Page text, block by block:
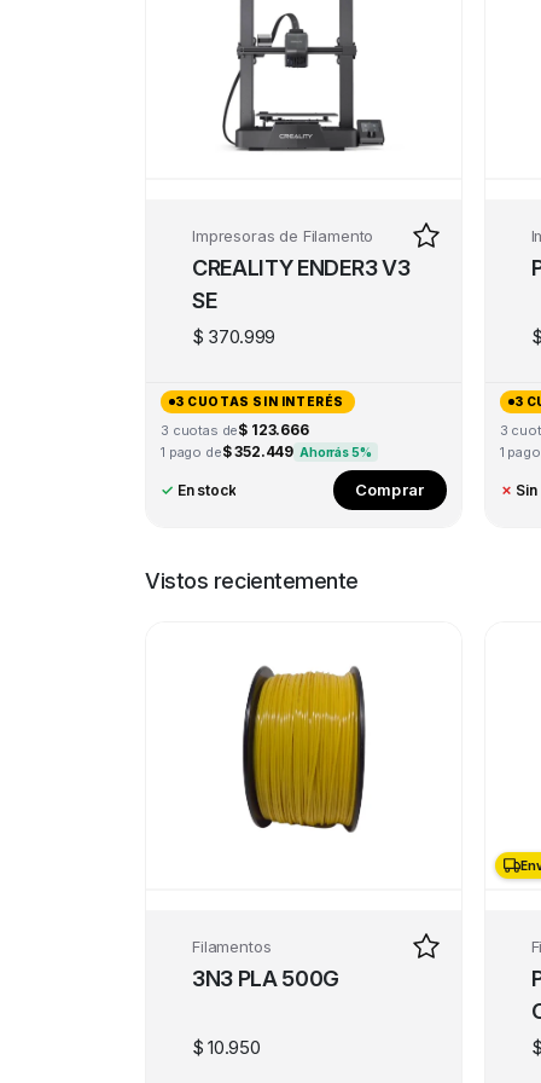
Impresoras de Filamento
CREALITY ENDER3 V3
SE
$ 370.999
3 CUOTAS SIN INTERÉS
3 cuotas de$ 123.666
1 pago de$ 352.449 Ahorrás 5%
✓ En stock Comprar
3
3
1
✗
Vistos recientemente
Filamentos
3N3 PLA 500G
$ 10.950